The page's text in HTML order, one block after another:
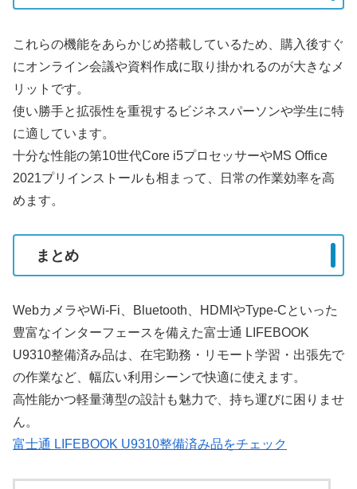
これらの機能をあらかじめ搭載しているため、購入後すぐ
にオンライン会議や資料作成に取り掛かれるのが大きなメ
リットです。
使い勝手と拡張性を重視するビジネスパーソンや学生に特
に適しています。
十分な性能の第10世代Core i5プロセッサーやMS Office
2021プリインストールも相まって、日常の作業効率を高
めます。
まとめ
WebカメラやWi-Fi、Bluetooth、HDMIやType-Cといった
豊富なインターフェースを備えた富士通 LIFEBOOK
U9310整備済み品は、在宅勤務・リモート学習・出張先で
の作業など、幅広い利用シーンで快適に使えます。
高性能かつ軽量薄型の設計も魅力で、持ち運びに困りませ
ん。
富士通 LIFEBOOK U9310整備済み品をチェック